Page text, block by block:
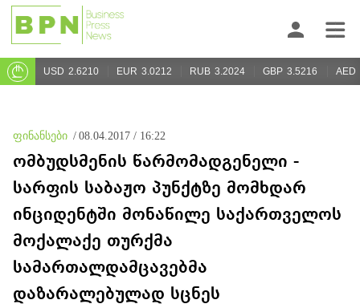
USD 2.6210 EUR 3.0212 RUB 3.2024 GBP 3.5216 AED
ფინანსები / 08.04.2017 / 16:22
ომბუდსმენის წარმომადგენელი -
სარფის საბაჟო პუნქტზე მომხდარ
ინციდენტში მონაწილე საქართველოს
მოქალაქე თურქმა
სამართალდამცავებმა
დაზარალებულად სცნეს